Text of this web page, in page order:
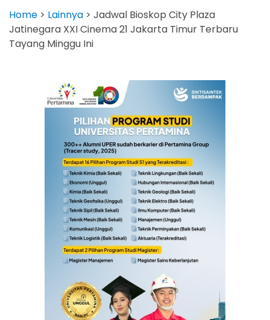
Home > Lainnya > Jadwal Bioskop City Plaza
Jatinegara XXI Cinema 21 Jakarta Timur Terbaru
Tayang Minggu Ini